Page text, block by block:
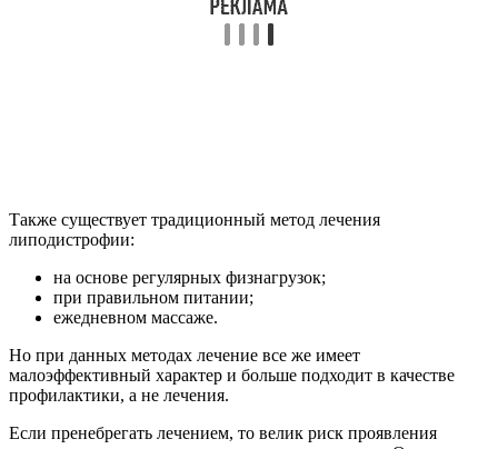
Также существует традиционный метод лечения
липодистрофии:
на основе регулярных физнагрузок;
при правильном питании;
ежедневном массаже.
Но при данных методах лечение все же имеет
малоэффективный характер и больше подходит в качестве
профилактики, а не лечения.
Если пренебрегать лечением, то велик риск проявления